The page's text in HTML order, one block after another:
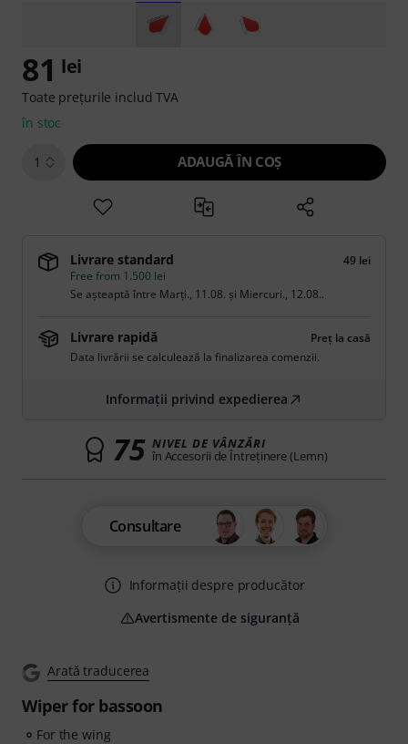
Arată traducerea
Wiper for bassoon
For the wing
81 lei
Toate prețurile includ TVA
în stoc
1 ADAUGĂ ÎN COŞ
Livrare standard
49 lei
Free from 1.500 lei
Se așteaptă între Marți., 11.08. și Miercuri., 12.08..
Livrare rapidă
Preț la casă
Data livrării se calculează la finalizarea comenzii.
Informații privind expedierea
75 NIVEL DE VÂNZĂRI
în Accesorii de Întreţinere (Lemn)
Consultare
Informații despre producător
Avertismente de siguranță